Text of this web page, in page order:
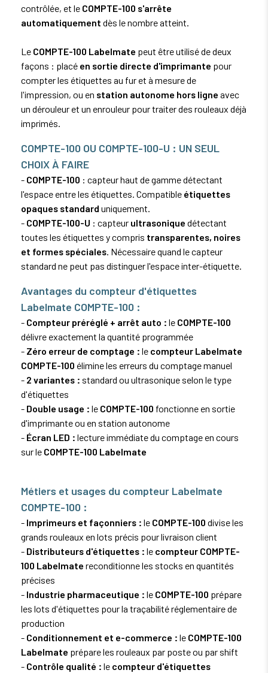
contrôlée, et le COMPTE-100 s'arrête
automatiquement dès le nombre atteint.
Le COMPTE-100 Labelmate peut être utilisé de deux
façons : placé en sortie directe d'imprimante pour
compter les étiquettes au fur et à mesure de
l'impression, ou en station autonome hors ligneavec
un dérouleur et un enrouleur pour traiter des rouleaux déjà
imprimés.
COMPTE-100 OU COMPTE-100-U : UN SEUL
CHOIX À FAIRE
- COMPTE-100 : capteur haut de gamme détectant
l'espace entre les étiquettes. Compatible étiquettes
opaques standard uniquement.
- COMPTE-100-U : capteur ultrasoniquedétectant
toutes les étiquettes y compris transparentes, noires
et formes spéciales . Nécessaire quand le capteur
standard ne peut pas distinguer l'espace inter-étiquette.
Avantages du compteur d'étiquettes
Labelmate COMPTE-100 :
- Compteur préréglé + arrêt auto : le COMPTE-100
délivre exactement la quantité programmée
- Zéro erreur de comptage : le compteur Labelmate
COMPTE-100 élimine les erreurs du comptage manuel
- 2 variantes : standard ou ultrasonique selon le type
d'étiquettes
- Double usage : le COMPTE-100 fonctionne en sortie
d'imprimante ou en station autonome
- Écran LED : lecture immédiate du comptage en cours
sur le COMPTE-100 Labelmate
Métiers et usages du compteur Labelmate
COMPTE-100 :
- Imprimeurs et façonniers : le COMPTE-100 divise les
grands rouleaux en lots précis pour livraison client
- Distributeurs d'étiquettes : le compteur COMPTE-
100 Labelmatereconditionne les stocks en quantités
précises
- Industrie pharmaceutique : le COMPTE-100 prépare
les lots d'étiquettes pour la traçabilité réglementaire de
production
- Conditionnement et e-commerce : le COMPTE-100
Labelmate prépare les rouleaux par poste ou par shift
- Contrôle qualité : le compteur d'étiquettes